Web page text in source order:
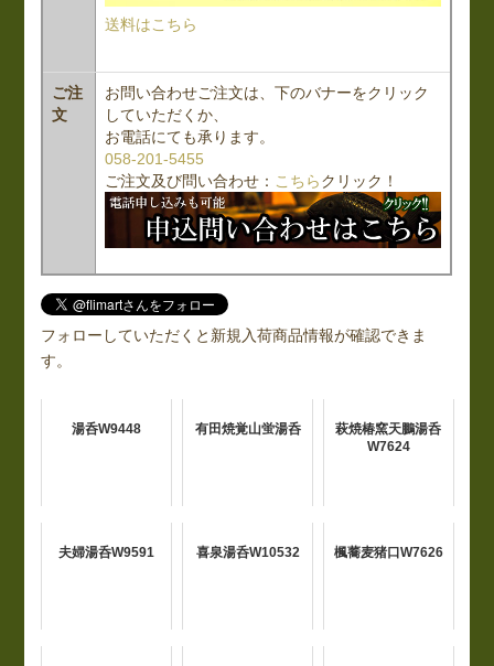
送料はこちら
ご注
文
お問い合わせご注文は、下のバナーをクリック
していただくか、
お電話にても承ります。
058-201-5455
ご注文及び問い合わせ： こちらクリック！
フォローしていただくと新規入荷商品情報が確認できま
す。
湯呑W9448 有田焼覚山蛍湯呑
萩焼椿窯天鵬湯呑
W7624
夫婦湯呑W9591 喜泉湯呑W10532 楓蕎麦猪口W7626